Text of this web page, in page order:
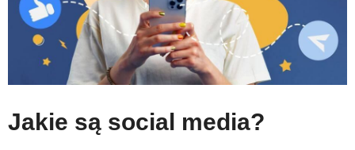
Jakie są social media?